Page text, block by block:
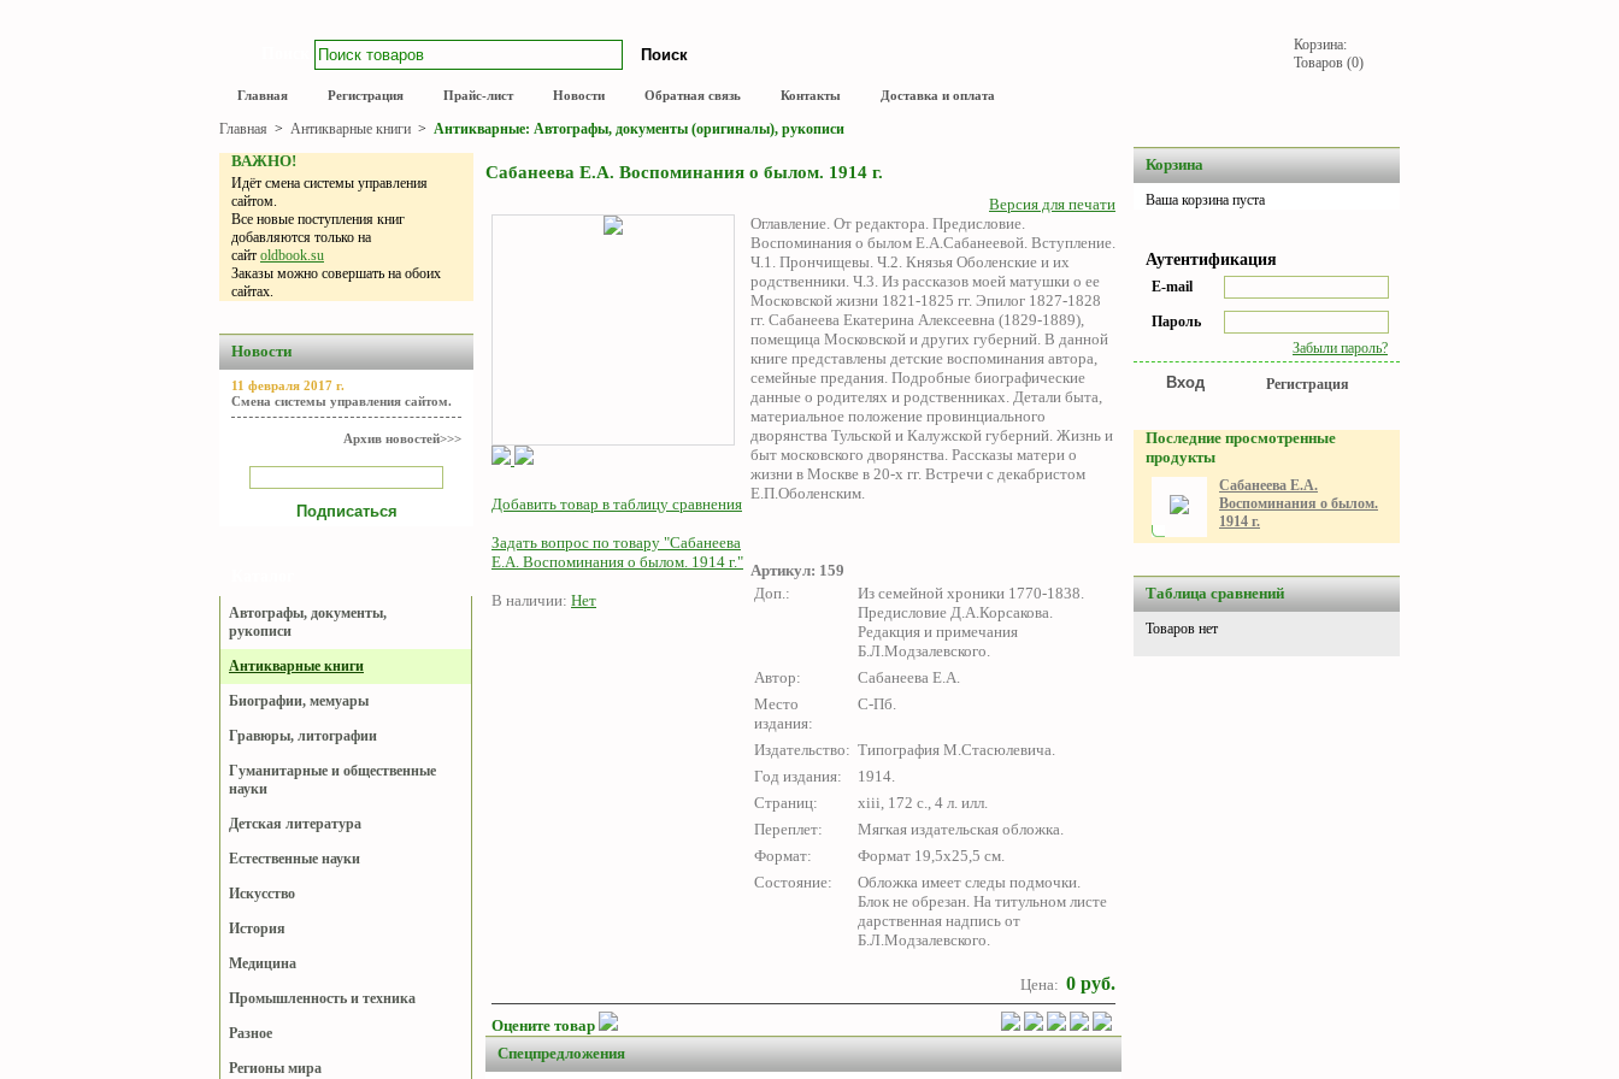
Корзина:
Товаров (0)
Главная Регистрация Прайс-лист Новости Обратная связь Контакты Доставка и оплата
Главная > Антикварные книги > Антикварные: Автографы, документы (оригиналы), рукописи
ВАЖНО!
Идёт смена системы управления
сайтом.
Все новые поступления книг
добавляются только на
сайт oldbook.su
Заказы можно совершать на обоих
сайтах.
Новости
11 февраля 2017 г.
Смена системы управления сайтом.
Архив новостей>>>
Автографы, документы,
рукописи
Антикварные книги
Биографии, мемуары
Гравюры, литографии
Гуманитарные и общественные
науки
Детская литература
Естественные науки
Искусство
История
Медицина
Промышленность и техника
Разное
Регионы мира
Сабанеева Е.А. Воспоминания о былом. 1914 г.
Версия для печати
Добавить товар в таблицу сравнения
Задать вопрос по товару "Сабанеева
Е.А. Воспоминания о былом. 1914 г."
В наличии: Нет
Оглавление. От редактора. Предисловие.
Воспоминания о былом Е.А.Сабанеевой. Вступление.
Ч.1. Прончищевы. Ч.2. Князья Оболенские и их
родственники. Ч.3. Из рассказов моей матушки о ее
Московской жизни 1821-1825 гг. Эпилог 1827-1828
гг. Сабанеева Екатерина Алексеевна (1829-1889),
помещица Московской и других губерний. В данной
книге представлены детские воспоминания автора,
семейные предания. Подробные биографические
данные о родителях и родственниках. Детали быта,
материальное положение провинциального
дворянства Тульской и Калужской губерний. Жизнь и
быт московского дворянства. Рассказы матери о
жизни в Москве в 20-х гг. Встречи с декабристом
Е.П.Оболенским.
Артикул: 159
Доп.:
Из семейной хроники 1770-1838.
Предисловие Д.А.Корсакова.
Редакция и примечания
Б.Л.Модзалевского.
Автор:
Сабанеева Е.А.
Место
издания:
С-Пб.
Издательство: Типография М.Стасюлевича.
Год издания:
1914.
Страниц:
xiii, 172 с., 4 л. илл.
Переплет:
Мягкая издательская обложка.
Формат:
Формат 19,5х25,5 см.
Состояние:
Обложка имеет следы подмочки.
Блок не обрезан. На титульном листе
дарственная надпись от
Б.Л.Модзалевского.
Цена: 0 руб.
Оцените товар
Спецпредложения
Корзина
Ваша корзина пуста
Аутентификация
E-mail
Пароль
Забыли пароль?
Регистрация
Последние просмотренные
продукты
Сабанеева Е.А.
Воспоминания о былом.
1914 г.
Таблица сравнений
Товаров нет